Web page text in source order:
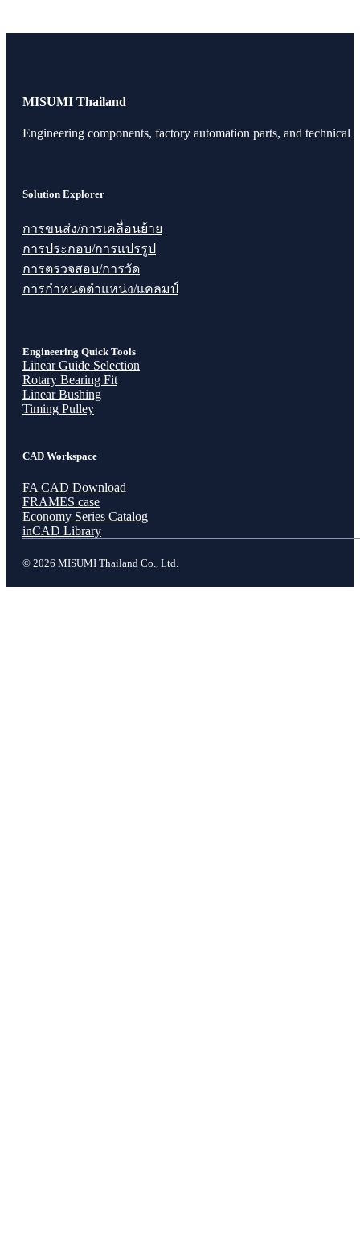
MISUMI Thailand
Engineering components, factory automation parts, and technical
Solution Explorer
การขนส่ง/การเคลื่อนย้าย
การประกอบ/การแปรรูป
การตรวจสอบ/การวัด
การกำหนดตำแหน่ง/แคลมป์
Engineering Quick Tools
Linear Guide Selection
Rotary Bearing Fit
Linear Bushing
Timing Pulley
CAD Workspace
FA CAD Download
FRAMES case
Economy Series Catalog
inCAD Library
© 2026 MISUMI Thailand Co., Ltd.